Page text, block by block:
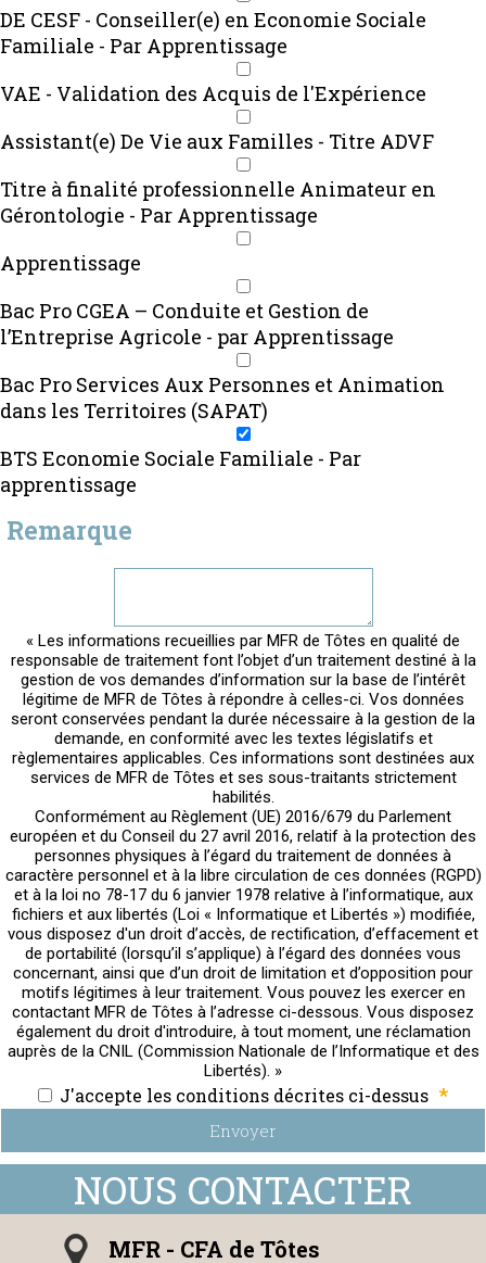
DE CESF - Conseiller(e) en Economie Sociale
Familiale - Par Apprentissage
VAE - Validation des Acquis de l'Expérience
Assistant(e) De Vie aux Familles - Titre ADVF
Titre à finalité professionnelle Animateur en
Gérontologie - Par Apprentissage
Apprentissage
Bac Pro CGEA – Conduite et Gestion de
l’Entreprise Agricole - par Apprentissage
Bac Pro Services Aux Personnes et Animation
dans les Territoires (SAPAT)
BTS Economie Sociale Familiale - Par
apprentissage
Remarque
« Les informations recueillies par MFR de Tôtes en qualité de
responsable de traitement font l’objet d’un traitement destiné à la
gestion de vos demandes d’information sur la base de l’intérêt
légitime de MFR de Tôtes à répondre à celles-ci. Vos données
seront conservées pendant la durée nécessaire à la gestion de la
demande, en conformité avec les textes législatifs et
règlementaires applicables. Ces informations sont destinées aux
services de MFR de Tôtes et ses sous-traitants strictement
habilités.
Conformément au Règlement (UE) 2016/679 du Parlement
européen et du Conseil du 27 avril 2016, relatif à la protection des
personnes physiques à l’égard du traitement de données à
caractère personnel et à la libre circulation de ces données (RGPD)
et à la loi no 78-17 du 6 janvier 1978 relative à l’informatique, aux
fichiers et aux libertés (Loi « Informatique et Libertés ») modifiée,
vous disposez d'un droit d’accès, de rectification, d’effacement et
de portabilité (lorsqu’il s’applique) à l’égard des données vous
concernant, ainsi que d’un droit de limitation et d’opposition pour
motifs légitimes à leur traitement. Vous pouvez les exercer en
contactant MFR de Tôtes à l’adresse ci-dessous. Vous disposez
également du droit d'introduire, à tout moment, une réclamation
auprès de la CNIL (Commission Nationale de l’Informatique et des
Libertés). »
J'accepte les conditions décrites ci-dessus *
Envoyer
MFR - CFA de Tôtes